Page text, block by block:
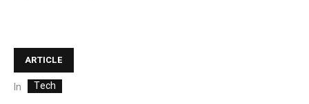
ARTICLE
In Tech